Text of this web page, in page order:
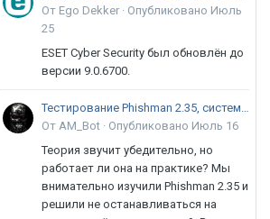
От Ego Dekker · Опубликовано Июль
25
ESET Cyber Security был обновлён до
версии 9.0.6700.
Тестирование Phishman 2.35, системы повышения осведомлённости пользователей в сфере ИБ
От AM_Bot · Опубликовано Июль 16
Теория звучит убедительно, но
работает ли она на практике? Мы
внимательно изучили Phishman 2.35 и
решили не останавливаться на